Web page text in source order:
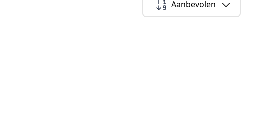
Aanbevolen